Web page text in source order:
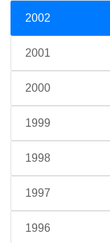
2002
2001
2000
1999
1998
1997
1996